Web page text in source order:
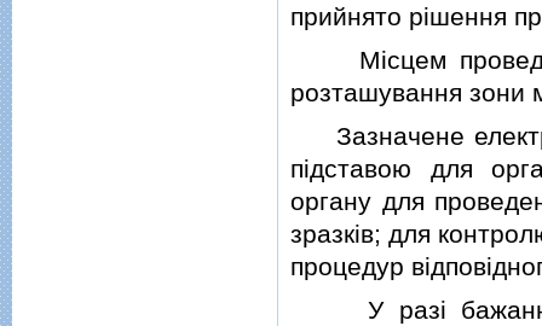
прийнято рiшення
Мiсцем
розташування зони
Зазначене
пiдставою для
органу для
зразкiв; для
процедур
У разi бажання